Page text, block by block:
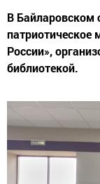
В Байларовском
патриотическое
России»,
библиотекой.